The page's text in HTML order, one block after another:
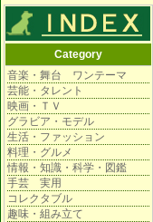
Category
音楽・舞台 ワンテーマ
芸能・タレント
映画・ＴＶ
グラビア・モデル
生活・ファッション
料理・グルメ
情報・知識・科学・図鑑
手芸 実用
コレクタブル
趣味・組み立て